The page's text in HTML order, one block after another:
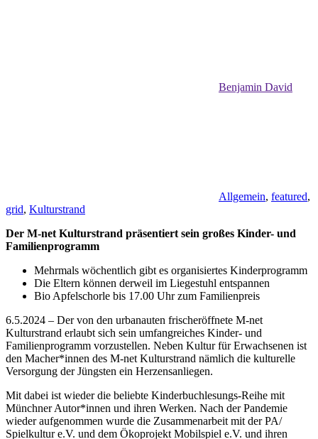
Benjamin David
Allgemein, featured,
grid, Kulturstrand
Der M-net Kulturstrand präsentiert sein großes Kinder- und
Familienprogramm
Mehrmals wöchentlich gibt es organisiertes Kinderprogramm
Die Eltern können derweil im Liegestuhl entspannen
Bio Apfelschorle bis 17.00 Uhr zum Familienpreis
6.5.2024 – Der von den urbanauten frischeröffnete M-net
Kulturstrand erlaubt sich sein umfangreiches Kinder- und
Familienprogramm vorzustellen. Neben Kultur für Erwachsenen ist
den Macher*innen des M-net Kulturstrand nämlich die kulturelle
Versorgung der Jüngsten ein Herzensanliegen.
Mit dabei ist wieder die beliebte Kinderbuchlesungs-Reihe mit
Münchner Autor*innen und ihren Werken. Nach der Pandemie
wieder aufgenommen wurde die Zusammenarbeit mit der PA/
Spielkultur e.V. und dem Ökoprojekt Mobilspiel e.V. und ihren